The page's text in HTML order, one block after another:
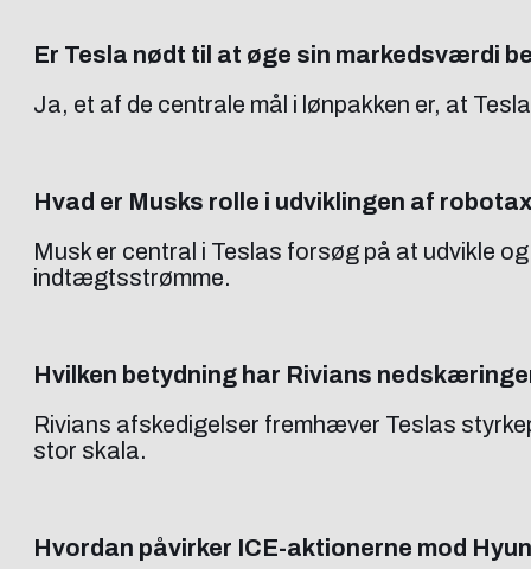
Er Tesla nødt til at øge sin markedsværdi
Ja, et af de centrale mål i lønpakken er, at
Hvad er Musks rolle i udviklingen af
Musk er central i Teslas forsøg på at udvikle
indtægtsstrømme.
Hvilken betydning har Rivians
Rivians afskedigelser fremhæver Teslas
stor skala.
Hvordan påvirker ICE-aktionerne mod